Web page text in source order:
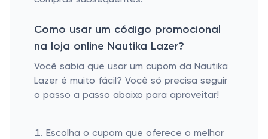
Como usar um código promocional
na loja online Nautika Lazer?
Você sabia que usar um cupom da Nautika
Lazer é muito fácil? Você só precisa seguir
o passo a passo abaixo para aproveitar!
Escolha o cupom que oferece o melhor